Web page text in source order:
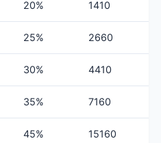
20% 1410
25% 2660
30% 4410
35% 7160
45% 15160